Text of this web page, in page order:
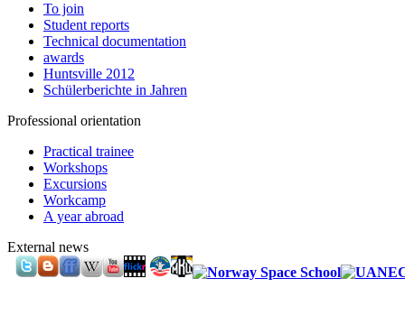
To join
Student reports
Technical documentation
awards
Huntsville 2012
Schülerberichte in Jahren
Professional orientation
Practical trainee
Workshops
Excursions
Workcamp
A year abroad
External news